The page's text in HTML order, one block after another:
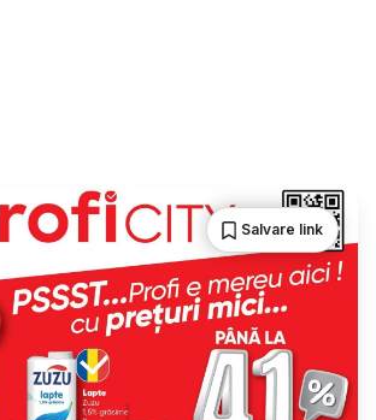
Salvare link